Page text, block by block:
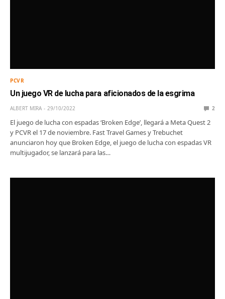
PCVR
Un juego VR de lucha para aficionados de la esgrima
ALBERT MIRA 29/10/2022 2
El juego de lucha con espadas ‘Broken Edge’, llegará a Meta Quest 2
y PCVR el 17 de noviembre. Fast Travel Games y Trebuchet
anunciaron hoy que Broken Edge, el juego de lucha con espadas VR
multijugador, se lanzará para las…